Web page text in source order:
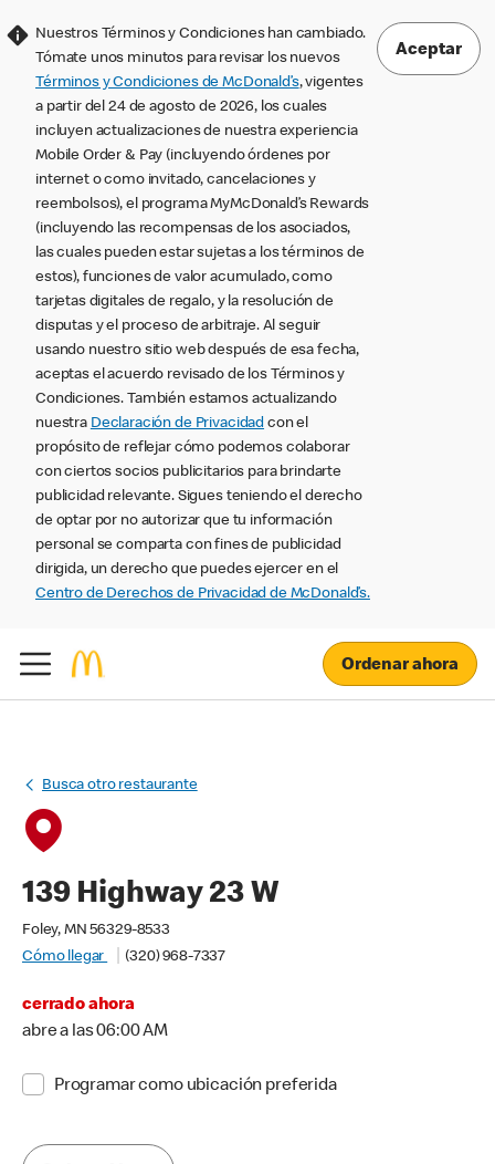
Nuestros Términos y Condiciones han cambiado.
Tómate unos minutos para revisar los nuevos
Términos y Condiciones de McDonald’s, vigentes
a partir del 24 de agosto de 2026, los cuales
incluyen actualizaciones de nuestra experiencia
Mobile Order & Pay (incluyendo órdenes por
internet o como invitado, cancelaciones y
reembolsos), el programa MyMcDonald’s Rewards
(incluyendo las recompensas de los asociados,
las cuales pueden estar sujetas a los términos de
estos), funciones de valor acumulado, como
tarjetas digitales de regalo, y la resolución de
disputas y el proceso de arbitraje. Al seguir
usando nuestro sitio web después de esa fecha,
aceptas el acuerdo revisado de los Términos y
Condiciones. También estamos actualizando
nuestra Declaración de Privacidad con el
propósito de reflejar cómo podemos colaborar
con ciertos socios publicitarios para brindarte
publicidad relevante. Sigues teniendo el derecho
de optar por no autorizar que tu información
personal se comparta con fines de publicidad
dirigida, un derecho que puedes ejercer en el
Centro de Derechos de Privacidad de McDonald’s.
Aceptar
Ordenar ahora
Busca otro restaurante
139 Highway 23 W
Foley, MN 56329-8533
Cómo llegar
(320) 968-7337
cerrado ahora
abre a las 06:00 AM
Programar como ubicación preferida